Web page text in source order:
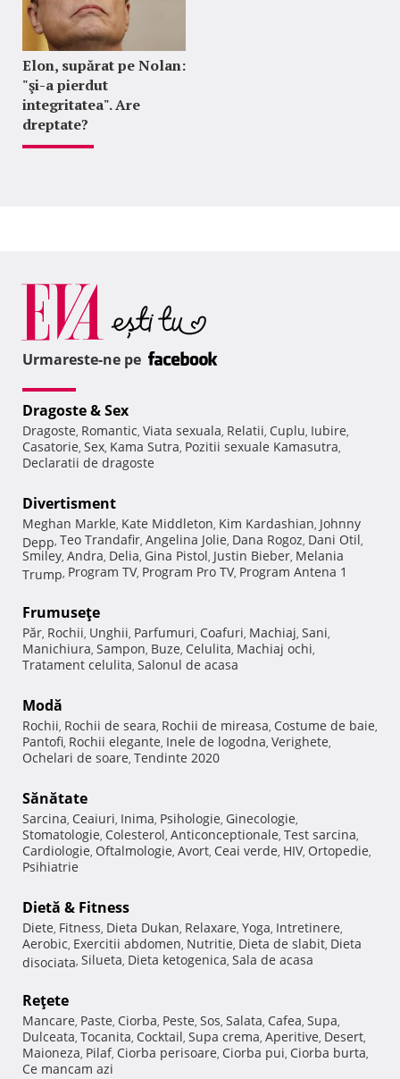
Elon, supărat pe Nolan:
"şi-a pierdut
integritatea". Are
dreptate?
Urmareste-ne pe
Dragoste & Sex
Dragoste, Romantic, Viata sexuala, Relatii, Cuplu, Iubire,
Casatorie, Sex, Kama Sutra, Pozitii sexuale Kamasutra,
Declaratii de dragoste
Divertisment
Meghan Markle, Kate Middleton, Kim Kardashian, Johnny
Depp, Teo Trandafir, Angelina Jolie, Dana Rogoz, Dani Otil,
Smiley, Andra, Delia, Gina Pistol, Justin Bieber, Melania
Trump, Program TV, Program Pro TV, Program Antena 1
Frumuseţe
Păr, Rochii, Unghii, Parfumuri, Coafuri, Machiaj, Sani,
Manichiura, Sampon, Buze, Celulita, Machiaj ochi,
Tratament celulita, Salonul de acasa
Modă
Rochii, Rochii de seara, Rochii de mireasa, Costume de baie,
Pantofi, Rochii elegante, Inele de logodna, Verighete,
Ochelari de soare, Tendinte 2020
Sănătate
Sarcina, Ceaiuri, Inima, Psihologie, Ginecologie,
Stomatologie, Colesterol, Anticonceptionale, Test sarcina,
Cardiologie, Oftalmologie, Avort, Ceai verde, HIV, Ortopedie,
Psihiatrie
Dietă & Fitness
Diete, Fitness, Dieta Dukan, Relaxare, Yoga, Intretinere,
Aerobic, Exercitii abdomen, Nutritie, Dieta de slabit, Dieta
disociata, Silueta, Dieta ketogenica, Sala de acasa
Reţete
Mancare, Paste, Ciorba, Peste, Sos, Salata, Cafea, Supa,
Dulceata, Tocanita, Cocktail, Supa crema, Aperitive, Desert,
Maioneza, Pilaf, Ciorba perisoare, Ciorba pui, Ciorba burta,
Ce mancam azi